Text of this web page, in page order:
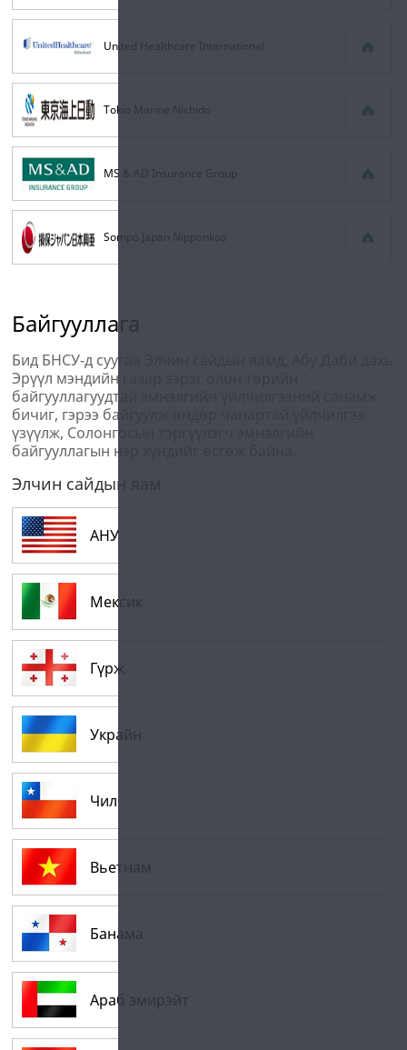
United Healthcare International
Tokio Marine Nichido
MS & AD Insurance Group
Sompo Japan Nipponkoa
Байгууллага
Бид БНСУ-д суугаа Элчин сайдын яамд, Абу Даби дахь
Эрүүл мэндийн газар зэрэг олон төрийн
байгууллагуудтай эмнэлгийн үйлчилгээний санамж
бичиг, гэрээ байгуулж өндөр чанартай үйлчилгээ
үзүүлж, Солонгосын тэргүүлэгч эмнэлгийн
байгууллагын нэр хүндийг өсгөж байна.
Элчин сайдын яам
АНУ
Мексик
Гүрж
Украйн
Чил
Вьетнам
Банама
Араб эмирэйт